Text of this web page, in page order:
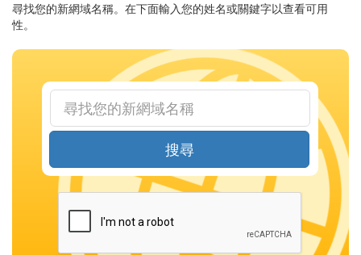
尋找您的新網域名稱。在下面輸入您的姓名或關鍵字以查看可用
性。
搜尋